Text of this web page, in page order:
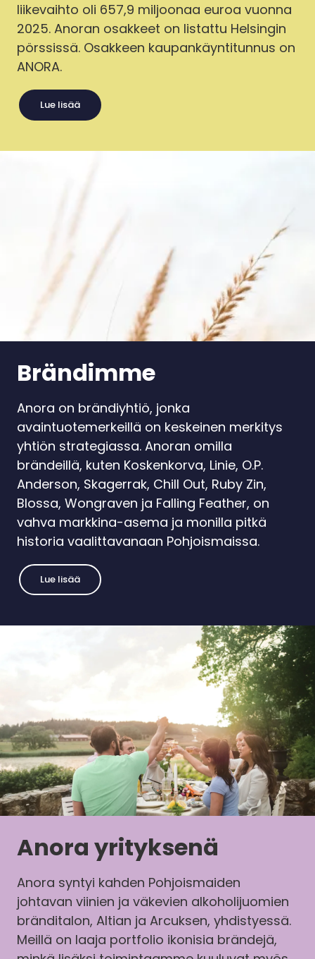
liikevaihto oli 657,9 miljoonaa euroa vuonna
2025. Anoran osakkeet on listattu Helsingin
pörssissä. Osakkeen kaupankäyntitunnus on
ANORA.
Lue lisää
Brändimme
Anora on brändiyhtiö, jonka
avaintuotemerkeillä on keskeinen merkitys
yhtiön strategiassa. Anoran omilla
brändeillä, kuten Koskenkorva, Linie, O.P.
Anderson, Skagerrak, Chill Out, Ruby Zin,
Blossa, Wongraven ja Falling Feather, on
vahva markkina-asema ja monilla pitkä
historia vaalittavanaan Pohjoismaissa.
Lue lisää
Anora yrityksenä
Anora syntyi kahden Pohjoismaiden
johtavan viinien ja väkevien alkoholijuomien
bränditalon, Altian ja Arcuksen, yhdistyessä.
Meillä on laaja portfolio ikonisia brändejä,